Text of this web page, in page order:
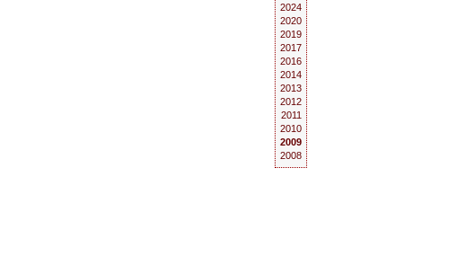
2024
2020
2019
2017
2016
2014
2013
2012
2011
2010
2009
2008